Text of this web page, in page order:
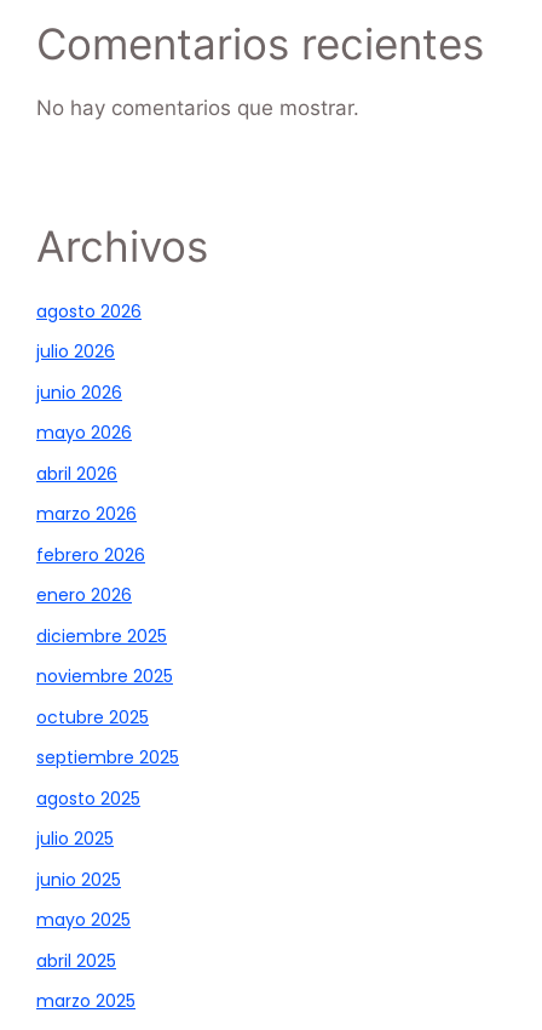
Comentarios recientes
No hay comentarios que mostrar.
Archivos
agosto 2026
julio 2026
junio 2026
mayo 2026
abril 2026
marzo 2026
febrero 2026
enero 2026
diciembre 2025
noviembre 2025
octubre 2025
septiembre 2025
agosto 2025
julio 2025
junio 2025
mayo 2025
abril 2025
marzo 2025